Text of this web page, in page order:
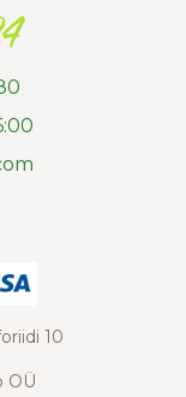
10
OÜ